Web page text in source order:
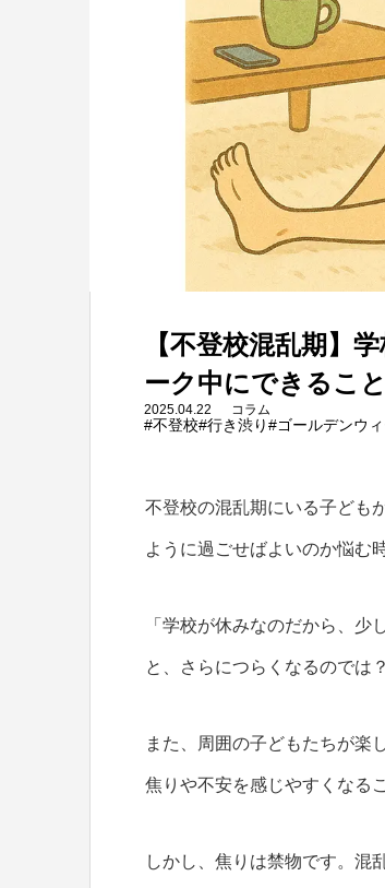
【不登校混乱期】
ーク中にできるこ
2025.04.22 コラム
#不登校#行き渋り#ゴールデンウ
不登校の混乱期にいる子ども
ように過ごせばよいのか悩む
「学校が休みなのだから、
と、さらにつらくなるのでは
また、周囲の子どもたちが楽
焦りや不安を感じやすくなる
しかし、焦りは禁物です。混